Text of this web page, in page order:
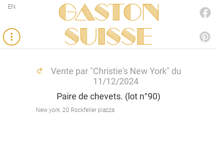
Gaston
SUISSE
EN
Vente par "Christie's New York" du
11/12/2024
Paire de chevets. (lot n°90)
New york, 20 Rockfeller plazza.